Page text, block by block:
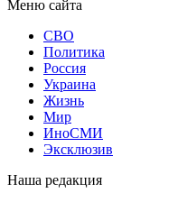
Меню сайта
СВО
Политика
Россия
Украина
Жизнь
Мир
ИноСМИ
Эксклюзив
Наша редакция